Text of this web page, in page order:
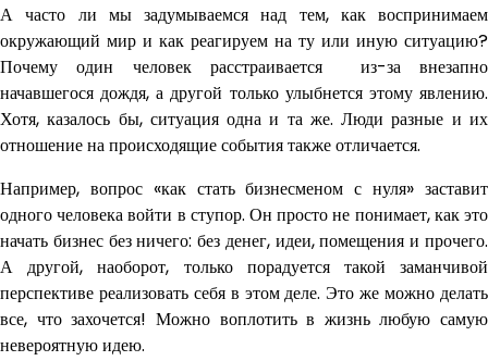
А часто ли мы задумываемся над тем, как воспринимаем
окружающий мир и как реагируем на ту или иную ситуацию?
Почему один человек расстраивается из-за внезапно
начавшегося дождя, а другой только улыбнется этому явлению.
Хотя, казалось бы, ситуация одна и та же. Люди разные и их
отношение на происходящие события также отличается.
Например, вопрос «как стать бизнесменом с нуля» заставит
одного человека войти в ступор. Он просто не понимает, как это
начать бизнес без ничего: без денег, идеи, помещения и прочего.
А другой, наоборот, только порадуется такой заманчивой
перспективе реализовать себя в этом деле. Это же можно делать
все, что захочется! Можно воплотить в жизнь любую самую
невероятную идею.